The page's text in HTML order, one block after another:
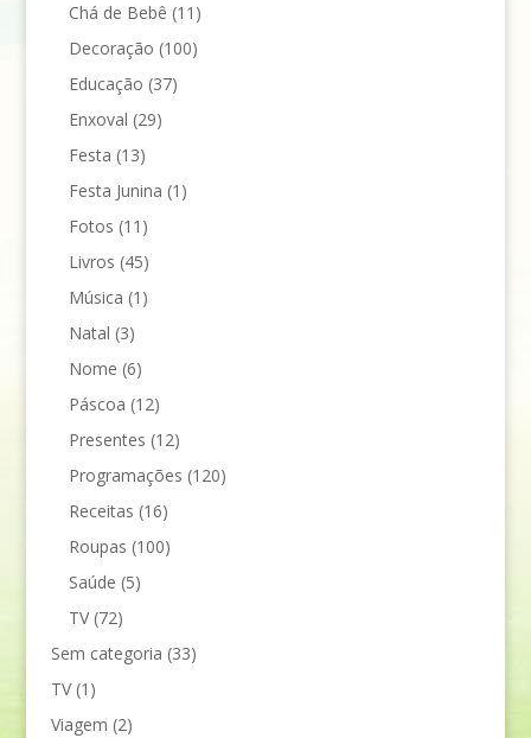
Chá de Bebê (11)
Decoração (100)
Educação (37)
Enxoval (29)
Festa (13)
Festa Junina (1)
Fotos (11)
Livros (45)
Música (1)
Natal (3)
Nome (6)
Páscoa (12)
Presentes (12)
Programações (120)
Receitas (16)
Roupas (100)
Saúde (5)
TV(72)
Sem categoria (33)
TV(1)
Viagem (2)